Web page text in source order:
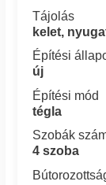
Tájolás
kelet,
Építési
új
Építési mód
tégla
Szobák
4 szoba